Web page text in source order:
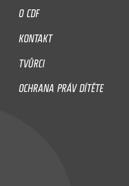
O CDF
KONTAKT
TVŮRCI
OCHRANA PRÁV DÍTĚTE